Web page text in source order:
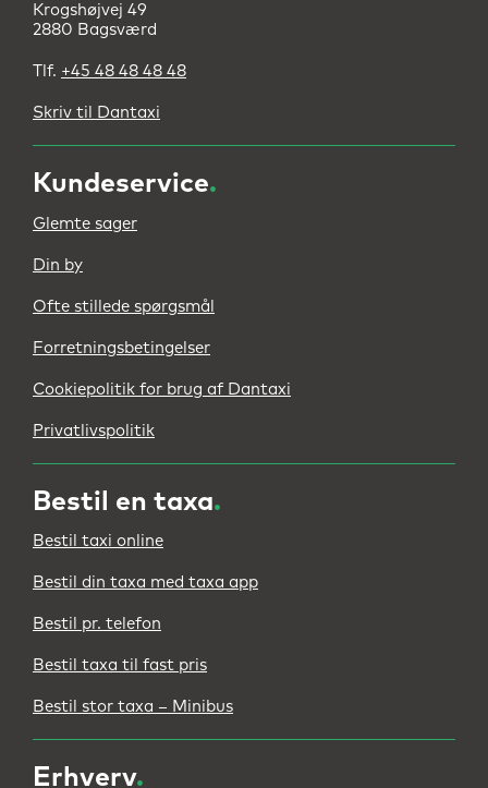
Krogshøjvej 49
2880 Bagsværd
Tlf. +45 48 48 48 48
Skriv til Dantaxi
Kundeservice.
Glemte sager
Din by
Ofte stillede spørgsmål
Forretningsbetingelser
Cookiepolitik for brug af Dantaxi
Privatlivspolitik
Bestil en taxa.
Bestil taxi online
Bestil din taxa med taxa app
Bestil pr. telefon
Bestil taxa til fast pris
Bestil stor taxa – Minibus
Erhverv.